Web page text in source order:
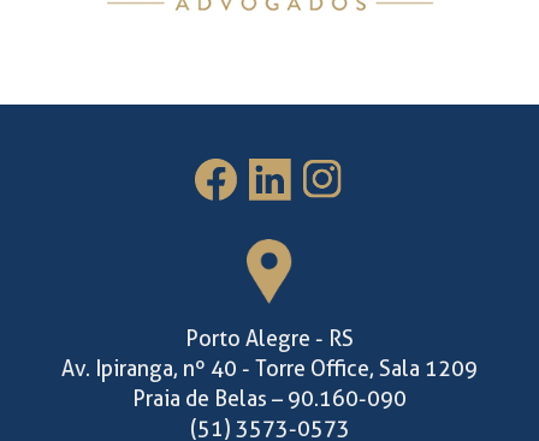
Porto Alegre - RS
Av. Ipiranga, nº 40 - Torre Office, Sala 1209
Praia de Belas – 90.160-090
(51) 3573-0573